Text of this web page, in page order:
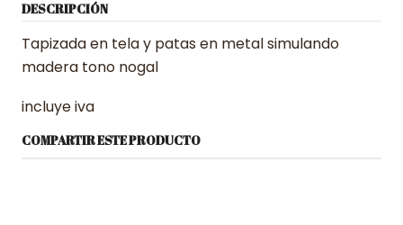
DESCRIPCIÓN
Tapizada en tela y patas en metal simulando
madera tono nogal
incluye iva
COMPARTIR ESTE PRODUCTO